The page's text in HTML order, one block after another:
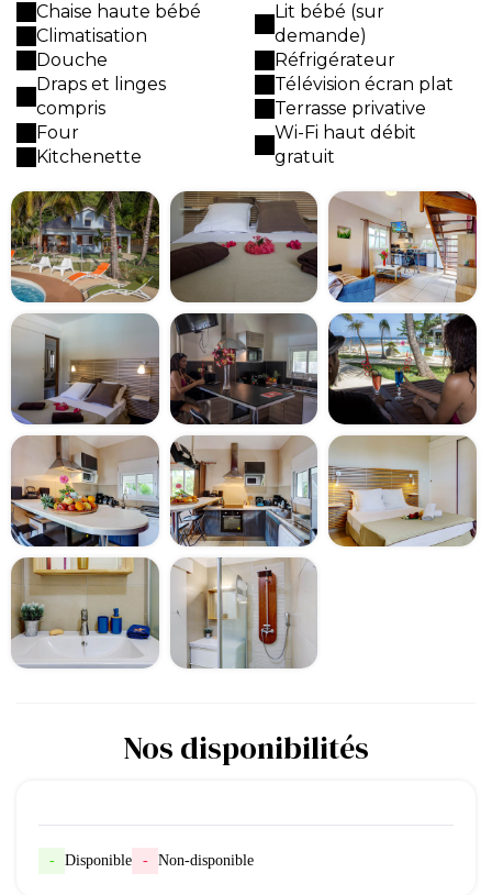
Chaise haute bébé
Climatisation
Douche
Draps et linges
compris
Four
Kitchenette
Lit bébé (sur
demande)
Réfrigérateur
Télévision écran plat
Terrasse privative
Wi-Fi haut débit
gratuit
Nos disponibilités
- Disponible - Non-disponible